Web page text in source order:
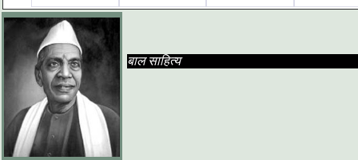
बाल साहित्य